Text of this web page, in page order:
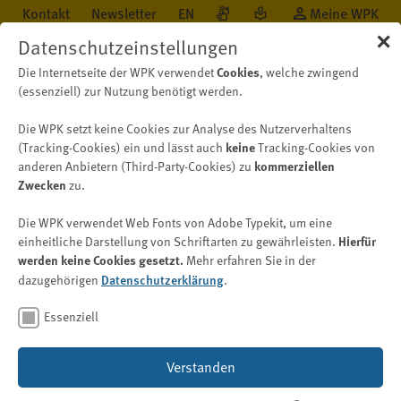
Kontakt Newsletter EN Meine WPK
Öffentlichkeit Neu auf WPK.de Nachricht
ESEF
ESMA passt ESEF-Taxonomie
an neue IFRS an
✕
Datenschutzeinstellungen
Die Internetseite der WPK verwendetCookies, welche zwingend
(essenziell) zur Nutzung benötigt werden.
Die WPK setzt keine Cookies zur Analyse des Nutzerverhaltens
(Tracking-Cookies) ein und lässt auch keineTracking-Cookies von
anderen Anbietern (Third-Party-Cookies) zu kommerziellen
Zwecken zu.
Die WPK verwendet Web Fonts von Adobe Typekit, um eine
einheitliche Darstellung von Schriftarten zu gewährleisten. Hierfür
werden keine Cookies gesetzt. Mehr erfahren Sie in der
dazugehörigen Datenschutzerklärung.
Essenziell
Verstanden